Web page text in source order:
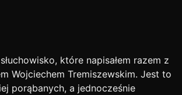
które napisałem razem z
Wojciechem Tremiszewskim. Jest to
porąbanych, a jednocześnie